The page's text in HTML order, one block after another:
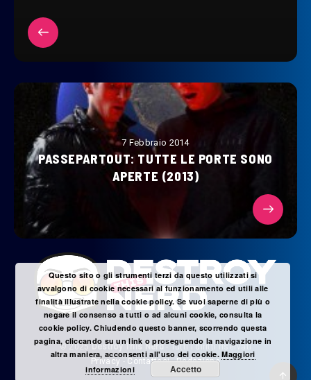
7 Febbraio 2014
PASSEPARTOUT: TUTTE LE PORTE SONO
APERTE (2013)
© 2025 Destroy This Nerd- Tutti i diritti riservati
Privacy
Contattaci-Redazione
Questo sito o gli strumenti terzi da questo utilizzati si
avvalgono di cookie necessari al funzionamento ed utili alle
finalità illustrate nella cookie policy. Se vuoi saperne di più o
negare il consenso a tutti o ad alcuni cookie, consulta la
cookie policy. Chiudendo questo banner, scorrendo questa
pagina, cliccando su un link o proseguendo la navigazione in
altra maniera, acconsenti all'uso dei cookie.Maggiori
informazioni
Accetto